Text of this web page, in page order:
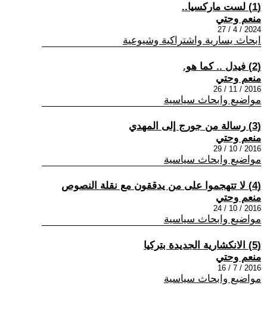
(1) لست ماركسيا..
منعم وحتي
2024 / 4 / 27
ابحاث يسارية واشتراكية وشيوعية
(2) فيدل .. كما هو.
منعم وحتي
2016 / 11 / 26
مواضيع وابحاث سياسية
(3) رسالة من جورج إلى المهدي
منعم وحتي
2016 / 10 / 29
مواضيع وابحاث سياسية
(4) لا تتهجموا على من يدققون مع نقلة النصوص
منعم وحتي
2016 / 10 / 24
مواضيع وابحاث سياسية
(5) الانكشارية الجديدة بتركيا
منعم وحتي
2016 / 7 / 16
مواضيع وابحاث سياسية